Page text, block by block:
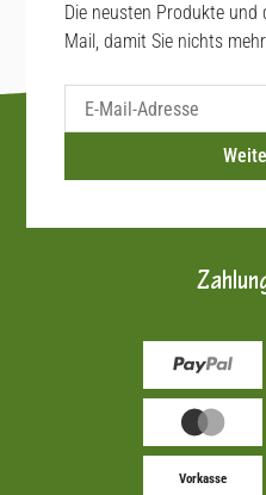
Die neusten Produkte und
Mail, damit Sie nichts
Vorkasse